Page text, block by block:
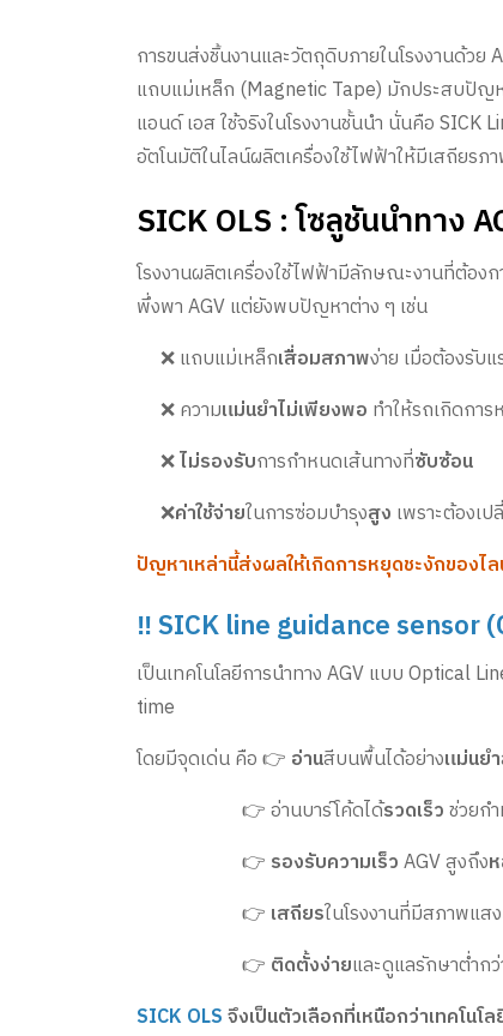
การขนส่งชิ้นงานและวัตถุดิบภายในโรงงานด้ว
แถบแม่เหล็ก (Magnetic Tape) มักประสบปัญ
แอนด์ เอส ใช้จริงในโรงงานชั้นนำ นั่นคือ
อัตโนมัติในไลน์ผลิตเครื่องใช้ไฟฟ้าให้มีเสถียรภ
SICK OLS : โซลูชันนำทาง
โรงงานผลิตเครื่องใช้ไฟฟ้ามีลักษณะงานที่ต้องก
พึ่งพา AGV แต่ยังพบปัญหาต่าง ๆ เช่น
❌ แถบแม่เหล็กเสื่อมสภาพง่าย เมื่อต้องรับ
❌ ความแม่นยำไม่เพียงพอ ทำให้รถเกิดกา
❌ไม่รองรับการกำหนดเส้นทางที่ซับซ้อน
❌ค่าใช้จ่ายในการซ่อมบำรุงสูง เพราะต้องเ
ปัญหาเหล่านี้ส่งผลให้เกิดการหยุดชะงักของไ
‼️ SICK line guidance sensor
เป็นเทคโนโลยีการนำทาง AGV แบบ Optical
time
โดยมีจุดเด่น คือ 👉 อ่านสีบนพื้นได้อย่างแม่นยำ
👉 อ่านบาร์โค้ดได้รวดเร็วช่วยก
👉 รองรับความเร็วAGV สูงถึง
👉 เสถียรในโรงงานที่มีสภาพแส
👉 ติดตั้งง่ายและดูแลรักษาต่ำก
SICK OLSจึงเป็นตัวเลือกที่เหนือกว่าเทคโนโ